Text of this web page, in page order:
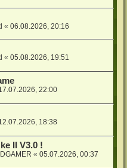
«06.08.2026, 20:16
«05.08.2026, 19:51
22:00
18:38
II V3.0 !
«05.07.2026, 00:37